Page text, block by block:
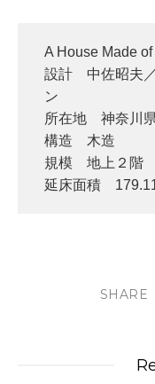
A House Made
設計 中佐昭夫／
ン
所在地 神奈川
構造 木造
規模 地上２階
延床面積
SHARE